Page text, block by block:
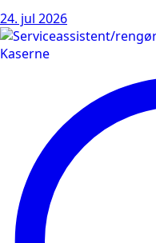
24. jul 2026